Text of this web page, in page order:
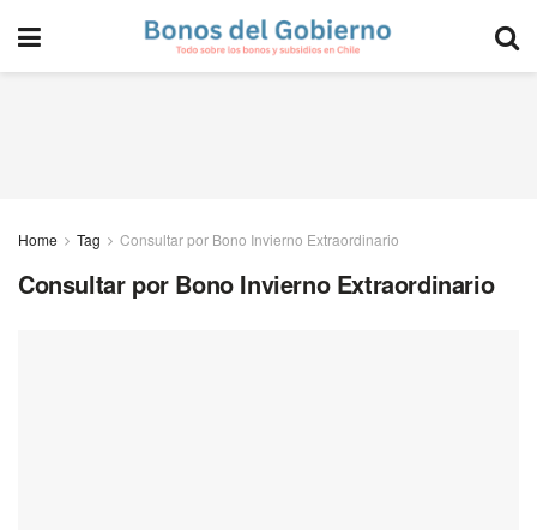
Home Tag Consultar por Bono Invierno Extraordinario
Consultar por Bono Invierno Extraordinario